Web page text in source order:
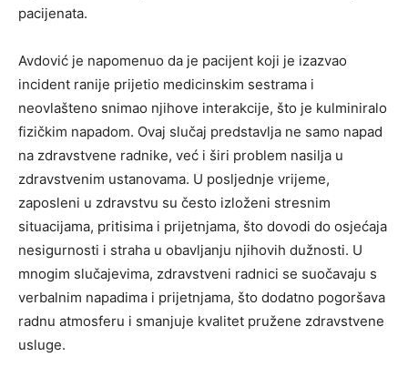
pacijenata.
Avdović je napomenuo da je pacijent koji je izazvao
incident ranije prijetio medicinskim sestrama i
neovlašteno snimao njihove interakcije, što je kulminiralo
fizičkim napadom. Ovaj slučaj predstavlja ne samo napad
na zdravstvene radnike, već i širi problem nasilja u
zdravstvenim ustanovama. U posljednje vrijeme,
zaposleni u zdravstvu su često izloženi stresnim
situacijama, pritisima i prijetnjama, što dovodi do osjećaja
nesigurnosti i straha u obavljanju njihovih dužnosti. U
mnogim slučajevima, zdravstveni radnici se suočavaju s
verbalnim napadima i prijetnjama, što dodatno pogoršava
radnu atmosferu i smanjuje kvalitet pružene zdravstvene
usluge.